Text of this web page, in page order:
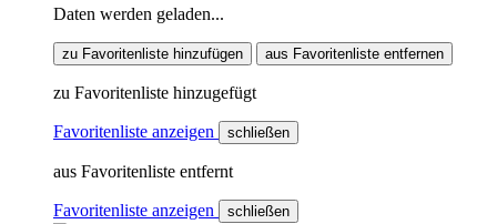
Daten werden geladen...
zu Favoritenliste hinzufügen aus Favoritenliste entfernen
zu Favoritenliste hinzugefügt
Favoritenliste anzeigen schließen
aus Favoritenliste entfernt
Favoritenliste anzeigen schließen